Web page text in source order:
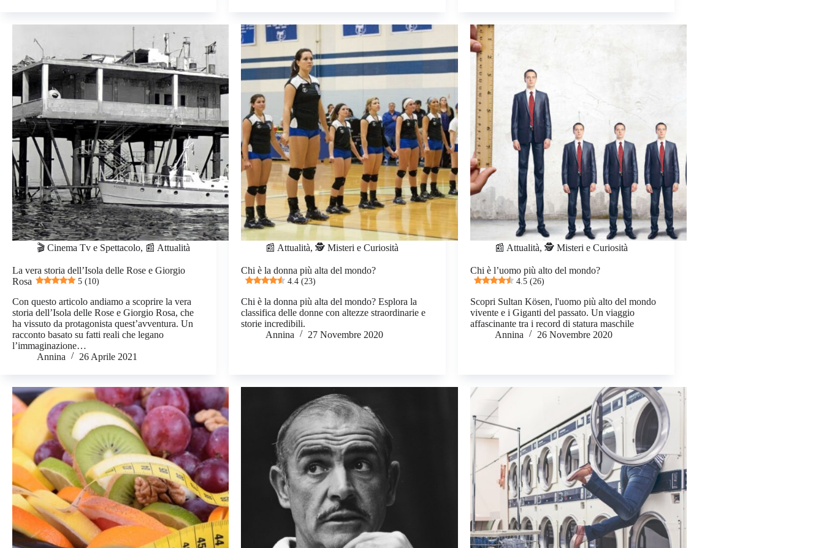
🎬 Cinema Tv e Spettacolo, 📰 Attualità
La vera storia dell’Isola delle Rose e Giorgio
Rosa
5 (10)
Con questo articolo andiamo a scoprire la vera
storia dell’Isola delle Rose e Giorgio Rosa, che
ha vissuto da protagonista quest’avventura. Un
racconto basato su fatti reali che legano
l’immaginazione…
Annina
26 Aprile 2021
📰 Attualità,🕵️ Misteri e Curiosità
Chi è la donna più alta del mondo?
4.4 (23)
Chi è la donna più alta del mondo? Esplora la
classifica delle donne con altezze straordinarie e
storie incredibili.
Annina
27 Novembre 2020
📰 Attualità, 🕵️ Misteri e Curiosità
Chi è l’uomo più alto del mondo?
4.5 (26)
Scopri Sultan Kösen, l'uomo più alto del mondo
vivente e i Giganti del passato. Un viaggio
affascinante tra i record di statura maschile
Annina
26 Novembre 2020